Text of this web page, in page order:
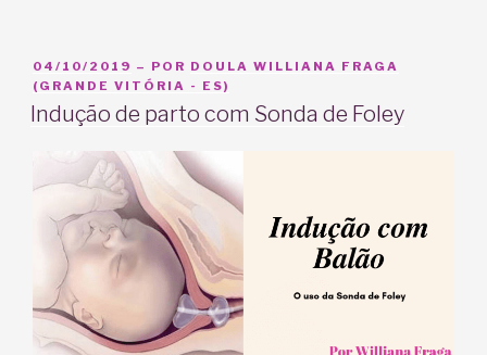
contração
de
treinamento?”
PUBLICADO
EM
04/10/2019 – POR DOULA WILLIANA FRAGA
(GRANDE VITÓRIA - ES)
Indução de parto com Sonda de Foley